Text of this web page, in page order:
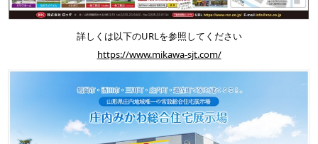
詳しくは以下のURLを参照してください
https://www.mikawa-sjt.com/